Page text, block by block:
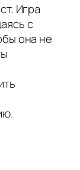
Игра
с
она не